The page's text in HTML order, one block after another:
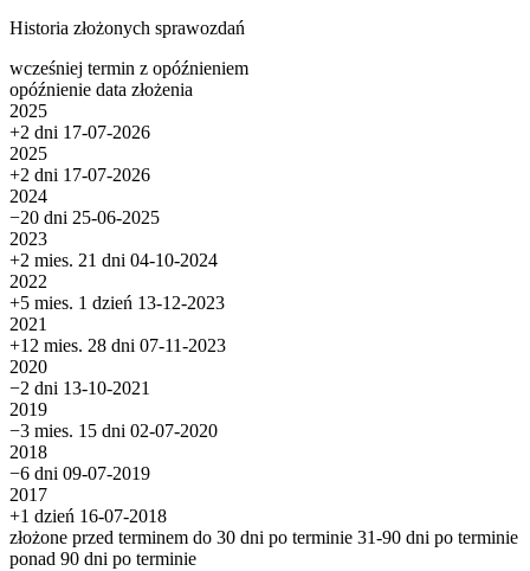
Historia złożonych sprawozdań
wcześniej termin z opóźnieniem
opóźnienie data złożenia
2025
+2 dni 17-07-2026
2025
+2 dni 17-07-2026
2024
−20 dni 25-06-2025
2023
+2 mies. 21 dni 04-10-2024
2022
+5 mies. 1 dzień 13-12-2023
2021
+12 mies. 28 dni 07-11-2023
2020
−2 dni 13-10-2021
2019
−3 mies. 15 dni 02-07-2020
2018
−6 dni 09-07-2019
2017
+1 dzień 16-07-2018
złożone przed terminem do 30 dni po terminie 31-90 dni po terminie
ponad 90 dni po terminie